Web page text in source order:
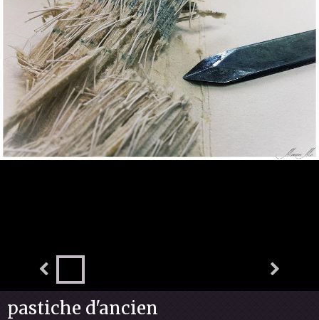
pastiche d'ancien